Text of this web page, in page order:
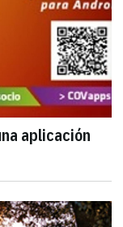
aplicación